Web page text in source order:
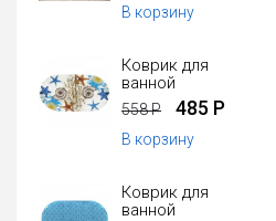
В корзину
Коврик для
ванной
558 Р 485 Р
В корзину
Коврик для
ванной